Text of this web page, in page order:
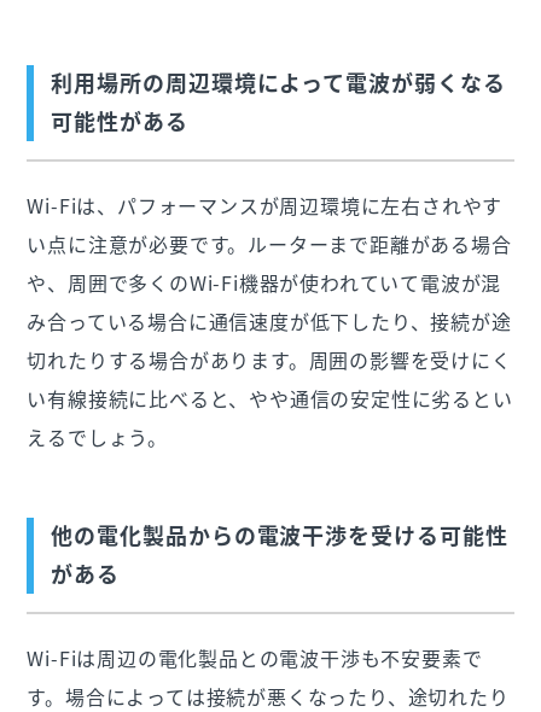
利用場所の周辺環境によって電波が弱くなる
可能性がある
Wi-Fiは、パフォーマンスが周辺環境に左右されやす
い点に注意が必要です。ルーターまで距離がある場合
や、周囲で多くのWi-Fi機器が使われていて電波が混
み合っている場合に通信速度が低下したり、接続が途
切れたりする場合があります。周囲の影響を受けにく
い有線接続に比べると、やや通信の安定性に劣るとい
えるでしょう。
他の電化製品からの電波干渉を受ける可能性
がある
Wi-Fiは周辺の電化製品との電波干渉も不安要素で
す。場合によっては接続が悪くなったり、途切れたり